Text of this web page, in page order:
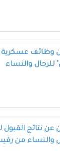
وظائف عسكرية
للرجال والنساء
عن نتائج
والنساء من